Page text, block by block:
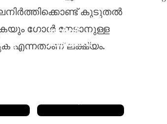
കൂടുതൽ
ഗോൾ നേടാനുള്ള
എന്നതാണ് ലക്ഷ്യം.
രക്ഷിത ശ്രീ
തൻവി
ശർമ്മയെ
ഞെട്ടിച്ച്